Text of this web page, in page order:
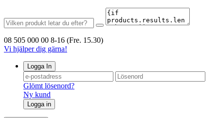
08 505 000 00 8-16 (Fre. 15.30)
Vi hjälper dig gärna!
Logga In
Glömt lösenord?
Ny kund
Logga in